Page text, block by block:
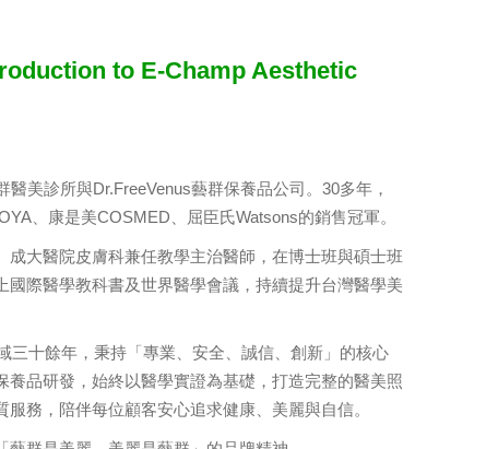
to E-Champ Aesthetic
美診所與Dr.FreeVenus藝群保養品公司。30多年，
、康是美COSMED、屈臣氏Watsons的銷售冠軍。
大醫院皮膚科兼任教學主治醫師，在博士班與碩士班
際醫學教科書及世界醫學會議，持續提升台灣醫學美
三十餘年，秉持「專業、安全、誠信、創新」的核心
品研發，始終以醫學實證為基礎，打造完整的醫美照
務，陪伴每位顧客安心追求健康、美麗與自信。